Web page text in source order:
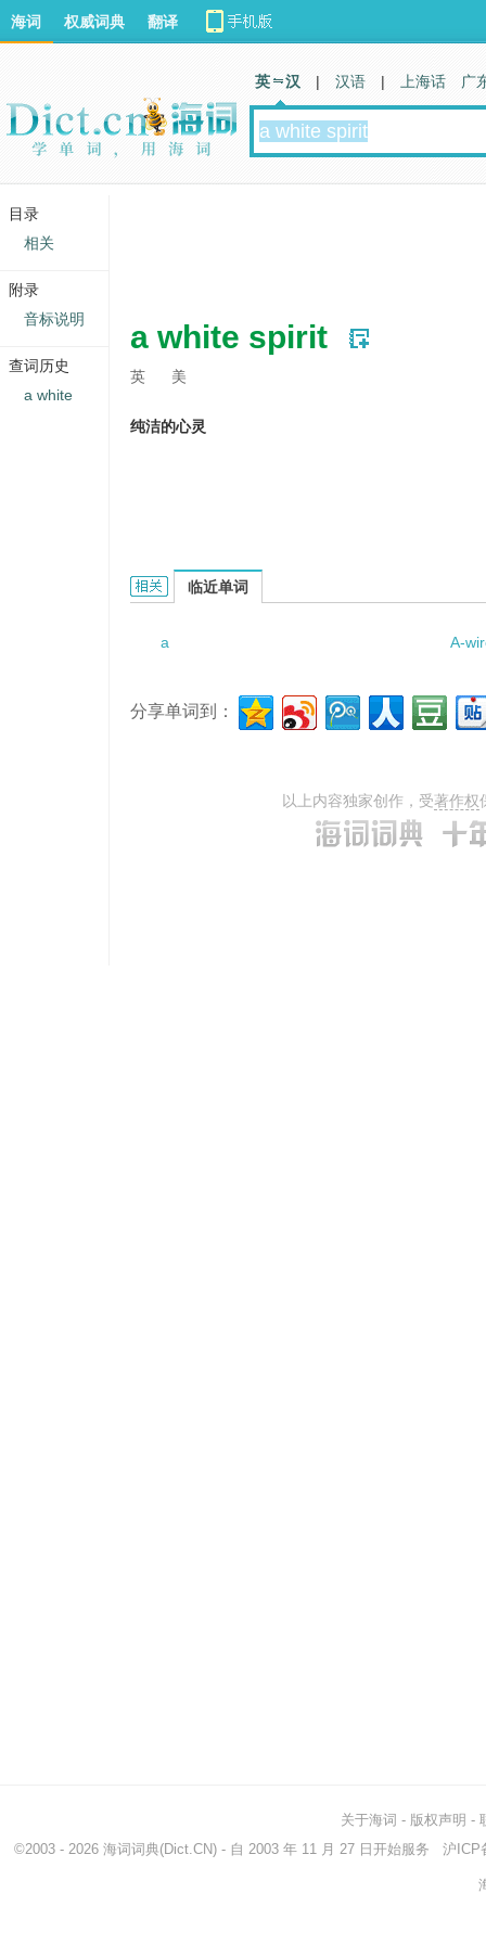
a white spirit
英 美
纯洁的心灵
a white spirit的相关资料：
临近单词
a A-
分享单词到：
以上内容独家创作，受著作权
海词 权威词典 翻译
英 汉 | 汉语 | 上海话 广
关于海词 - 版权声明 -
©2003 - 2026 海词词典(Dict.CN) - 自 2003 年 11 月 27 日开始服务 沪ICP
目录
相关
附录
音标说明
查词历史
a white